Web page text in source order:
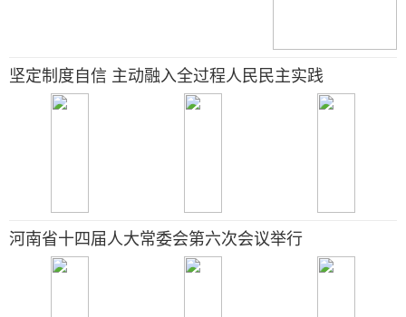
坚定制度自信 主动融入全过程人民民主实践
河南省十四届人大常委会第六次会议举行